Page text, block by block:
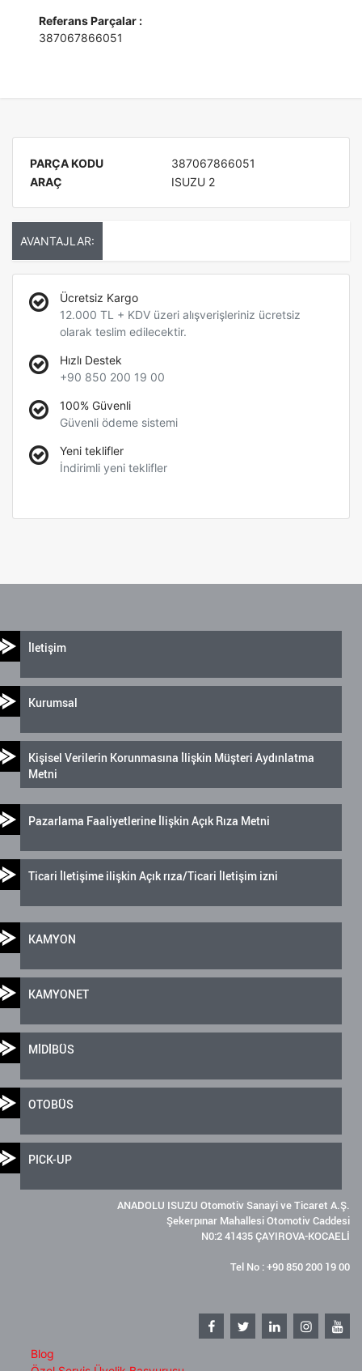
Referans Parçalar :
387067866051
PARÇA KODU
387067866051
ARAÇ
ISUZU 2
AVANTAJLAR:
Ücretsiz Kargo
12.000 TL + KDV üzeri alışverişleriniz ücretsiz
olarak teslim edilecektir.
Hızlı Destek
+90 850 200 19 00
100% Güvenli
Güvenli ödeme sistemi
Yeni teklifler
İndirimli yeni teklifler
İletişim
Kurumsal
Kişisel Verilerin Korunmasına İlişkin Müşteri Aydınlatma
Metni
Pazarlama Faaliyetlerine İlişkin Açık Rıza Metni
Ticari İletişime ilişkin Açık rıza/Ticari İletişim izni
KAMYON
KAMYONET
MİDİBÜS
OTOBÜS
PICK-UP
ANADOLU ISUZU Otomotiv Sanayi ve Ticaret A.Ş.
Şekerpınar Mahallesi Otomotiv Caddesi
N0:2 41435 ÇAYIROVA-KOCAELİ
Tel No : +90 850 200 19 00
Blog